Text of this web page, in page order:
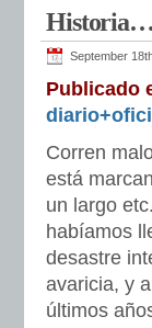
September
Publicado
Corren
está
un largo
habíamos
desastre
avaricia, y
últimos